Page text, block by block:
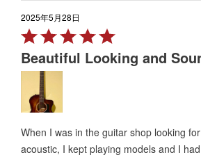
2025年5月28日
Rated
5
out
Beautiful Looking and
When I was in the guitar shop looking
acoustic, I kept playing models and I